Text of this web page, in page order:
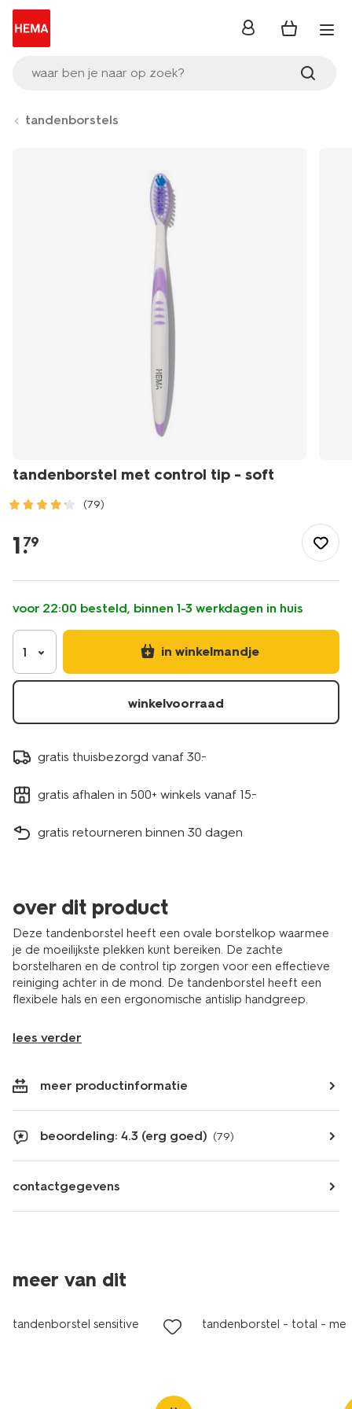
waar ben je naar op zoek?
inloggen
tandenborstels
tandenborstel met control tip - soft
(79)
gezond/persoonlijke-
verzorging/mondverzorging/tandenborstels/tandenborstel-
control-
-
-
soft-
11141031.html
1.
79
voor 22:00 besteld, binnen 1-3 werkdagen in huis
1 in winkelmandje
winkelvoorraad
gratis thuisbezorgd vanaf 30.-
gratis afhalen in 500+ winkels vanaf 15.-
gratis retourneren binnen 30 dagen
over dit product
Deze tandenborstel heeft een ovale borstelkop waarmee
je de moeilijkste plekken kunt bereiken. De zachte
borstelharen en de control tip zorgen voor een effectieve
reiniging achter in de mond. De tandenborstel heeft een
flexibele hals en een ergonomische antislip handgreep.
lees verder
meer productinformatie
beoordeling: 4.3 (erg goed) (79)
contactgegevens
meer van dit
tandenborstel sensitive tandenborstel - total -